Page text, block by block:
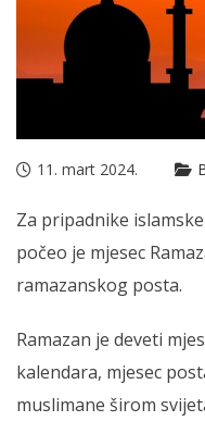
11. mart 2024.
Za pripadnike
počeo je mjesec
ramazanskog posta.
Ramazan je deveti
kalendara, mjesec
muslimane širom